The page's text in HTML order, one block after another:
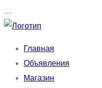
…
Главная
Объявления
Магазин